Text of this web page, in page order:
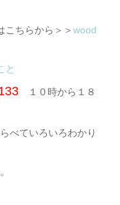
ちらから＞＞ wood
と
１０時から１８
べていろいろわかり